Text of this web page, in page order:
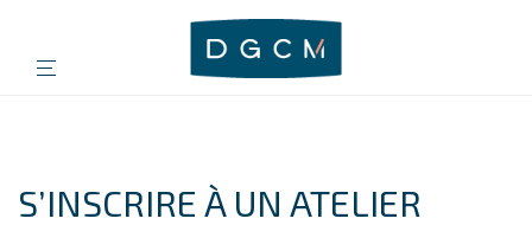
S’INSCRIRE À UN ATELIER